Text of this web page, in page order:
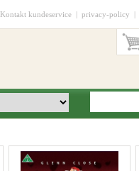
Kontakt kundeservice| privacy-policy |